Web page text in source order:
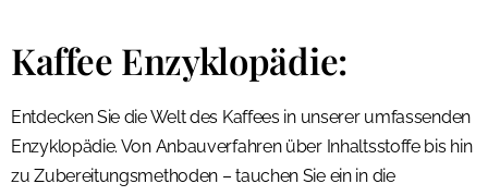
Kaffee Enzyklopädie:
Entdecken Sie die Welt des Kaffees in unserer umfassenden
Enzyklopädie. Von Anbauverfahren über Inhaltsstoffe bis hin
zu Zubereitungsmethoden – tauchen Sie ein in die